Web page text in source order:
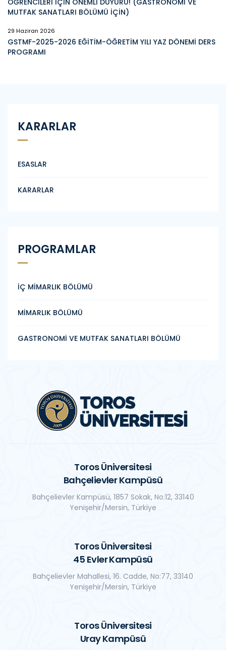
ÖĞRENCİLERİ İÇİN ÖNEMLİ DUYURU! (GASTRONOMİ VE
MUTFAK SANATLARI BÖLÜMÜ İÇİN)
29 Haziran 2026
GSTMF-2025-2026 EĞİTİM-ÖĞRETİM YILI YAZ DÖNEMİ DERS
PROGRAMI
KARARLAR
ESASLAR
KARARLAR
PROGRAMLAR
İÇ MİMARLIK BÖLÜMÜ
MİMARLIK BÖLÜMÜ
GASTRONOMİ VE MUTFAK SANATLARI BÖLÜMÜ
Toros Üniversitesi
Bahçelievler Kampüsü
Bahçelievler Kampüsü, 1857 Sokak, No:12, 33140
Yenişehir/Mersin, Türkiye
Toros Üniversitesi
45 Evler Kampüsü
Bahçelievler Mahallesi, 16. Cadde, No:77, 33140
Yenişehir/Mersin, Türkiye
Toros Üniversitesi
Uray Kampüsü